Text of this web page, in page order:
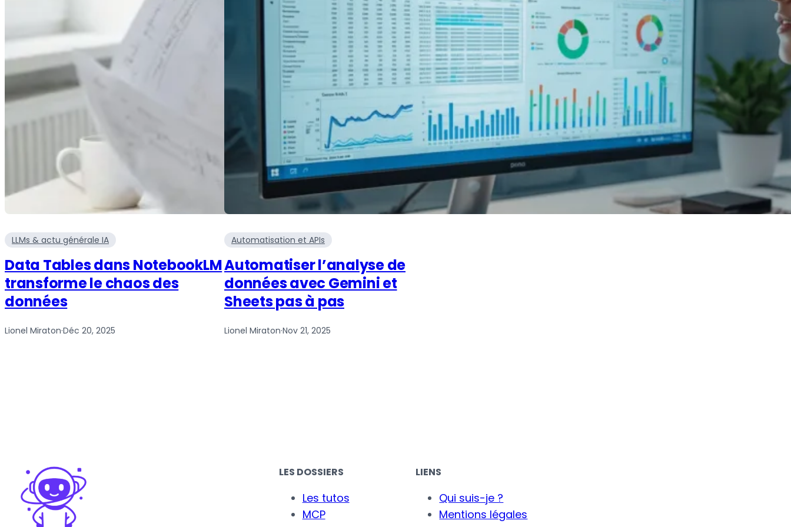
LLMs & actu générale IA
Data Tables dans NotebookLM
transforme le chaos des
données
Lionel Miraton·Déc 20, 2025
Automatisation et APIs
Automatiser l’analyse de
données avec Gemini et
Sheets pas à pas
Lionel Miraton·Nov 21, 2025
LES DOSSIERS
Les tutos
MCP
LIENS
Qui suis-je ?
Mentions légales